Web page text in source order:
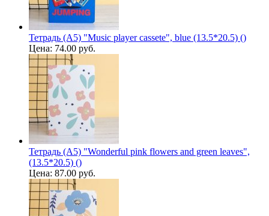
Тетрадь (A5) "Music player cassete", blue (13.5*20.5) ()
Цена: 74.00 руб.
Тетрадь (A5) "Wonderful pink flowers and green leaves",
(13.5*20.5) ()
Цена: 87.00 руб.